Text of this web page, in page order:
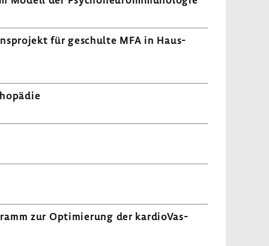
für geschulte MFA in Haus­
zur Opti­mie­rung der kardio­Vas­